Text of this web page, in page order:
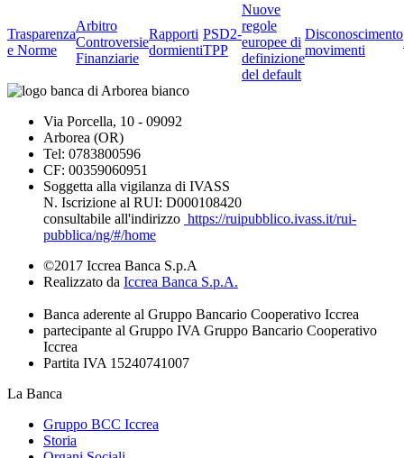
Trasparenza
e Norme
Arbitro
Controversie
Finanziarie
Rapporti
dormienti
PSD2-
TPP
Nuove
regole
europee di
definizione
del default
Disconoscimento
movimenti
Via Porcella, 10 - 09092
Arborea (OR)
Tel: 0783800596
CF: 00359060951
Soggetta alla vigilanza di IVASS
N. Iscrizione al RUI: D000108420
consultabile all'indirizzo https://ruipubblico.ivass.it/rui-
pubblica/ng/#/home
©2017 Iccrea Banca S.p.A
Realizzato da Iccrea Banca S.p.A.
Banca aderente al Gruppo Bancario Cooperativo Iccrea
partecipante al Gruppo IVA Gruppo Bancario Cooperativo
Iccrea
Partita IVA 15240741007
La Banca
Gruppo BCC Iccrea
Storia